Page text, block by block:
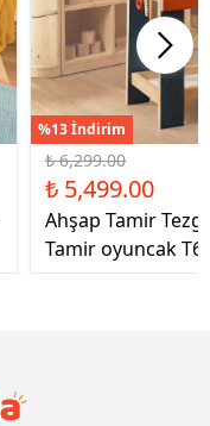
%13 İndirim
₺ 6,299.00
₺ 5,499.00
Ahşap Tamir
Tamir oyuncak